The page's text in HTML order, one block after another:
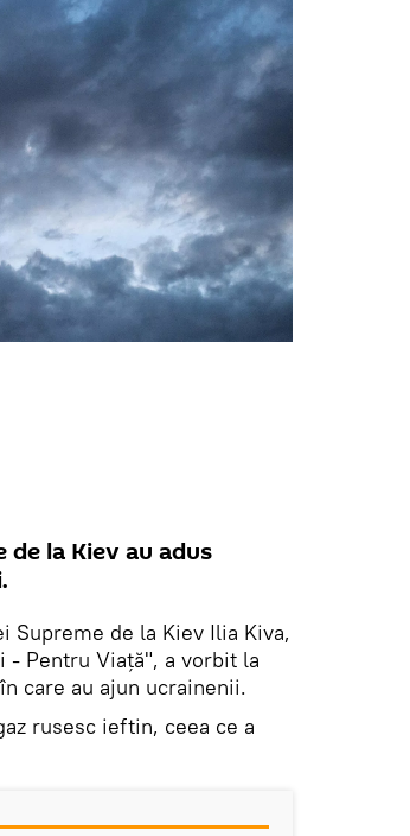
la Kiev au adus
Supreme de la Kiev Ilia Kiva,
- Pentru Viață", a vorbit la
care au ajun ucrainenii.
rusesc ieftin, ceea ce a